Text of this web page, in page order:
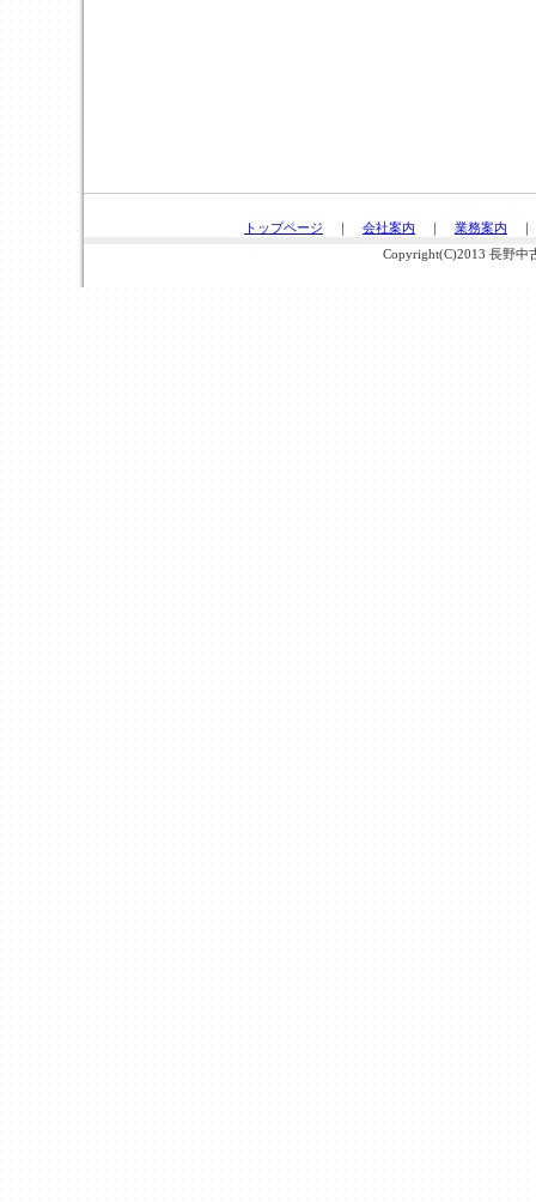
トップページ ｜ 会社案内 ｜ 業務案内
Copyright(C)2013 長野中